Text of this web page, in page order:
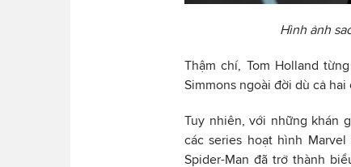
Hình ảnh
Thậm chí, Tom Holland
Simmons ngoài đời dù cả
Tuy nhiên, với những khán
các series hoạt hình
Spider-Man đã trở thành